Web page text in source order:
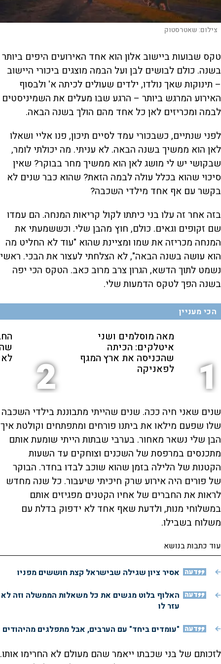
צילום:שאטרסטוק
טקס שבועות ביישוב אלון הוא אחד האירועים היפים ביותר
בשנה. כולם לבושים לבן ועל הבמה מוצגים ביכורי היישוב
– תינוקות שאך נולדו, ילדים שעולים לכיתה א' ולבסוף
האירוע המרגש ביותר – הרגע שבו מעלים את השמיניסטים
לבמה ומכריזים לאן כל אחד מהם הולך בשנה הבאה.
לפני שנתיים, כשבכורי עמד לסיים תיכון, פנו אליי ושאלו
לאן הוא ממשיך בשנה הבאה. לא עניתי. מה יכולתי לומר,
שבקושי יש לי מושג לאן הוא ממשיך מחר בבוקר? שאין
סיכוי שהוא בכלל עולה לבמה הזאת? שהוא כבר שנים לא
בקשר עם אף אחד מילדי השכבה?
בזה אחר זה עלו בני כיתתו לקול קריאות המנחה. הם עמדו
שם זקופים וגאים. כולם, חוץ מהבן שלי. וכששמעתי את
המנחה מכריזה את שמו ומציינת שהוא "עוד לא החליט מה
הוא עושה בשנה הבאה", לא הצלחתי לעצור את הבכי. ראשי
נשמט לתוך הדשא, הגרון צרב מרוב כאב. הטקס הכי יפה
בשנה הפך לטקס הדמעות שלי.
הכי מעניין
1
מאה מוסלמים ושני
איטלקים: הכיתה
שהכניסה את ארץ המגף
לפאניקה 2
שנים שאני חיה ככה. שנים שהייתי מתבוננת בילדי השכבה
שלו שפעם מילאו את ביתנו פורחים ומתפתחים וקולטת איך
הבן שלי נשאר מאחור. בערבי שבתות הייתי שומעת אותם
מתכנסים במרפסת של השכנים וצוחקים עד השעות
הקטנות של הלילה בזמן שהוא שוכב לבדו בחדר. הבוקר
של פורים היה אירוע שרק חיכיתי שיעבור. כל שנה מחדש
לראות את החברים של אחיו הקטנים מפגיזים אותם
במשלוחי מנות, ולדעת שאף אחד לא ידפוק בדלת עם
משלוח בשבילו.
עוד כתבות בנושא
דעה אסיר ציון שגילה שבישראל קצת חוששים מפניו
דעה האלוף בלוט מגשים את כל משאלות הממשלה וזה לא
עזר לו
דעה "עומדים ביחד" עם הערבים, אבל מתפלגים מהיהודים
לזכותם של בני שכבתו ייאמר שהם מעולם לא החרימו אותו.